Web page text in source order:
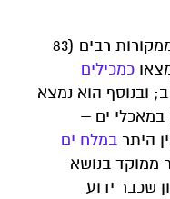
מיקרופלסטיק מגיע לגוף האדם ממקורות רבים (83
כמכילים
ובנוסף הוא נמצא
במאכלי ים –
היתר במלח ים
ממוקד בנושא
שכבר ידוע